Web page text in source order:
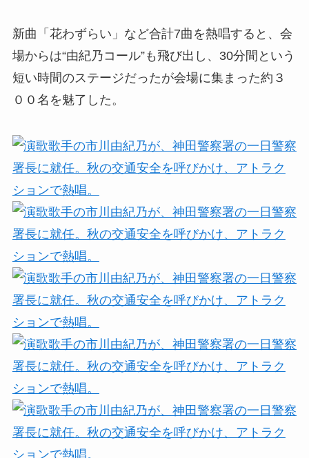
新曲「花わずらい」など合計7曲を熱唱すると、会
場からは“由紀乃コール”も飛び出し、30分間という
短い時間のステージだったが会場に集まった約３
００名を魅了した。